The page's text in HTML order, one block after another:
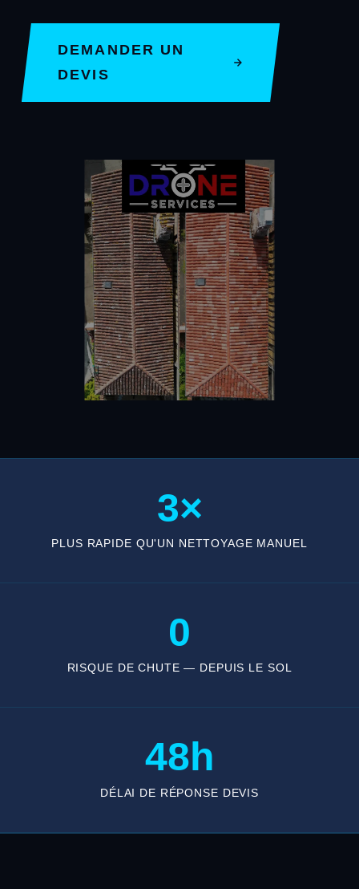
DEMANDER UN
DEVIS
3×
PLUS RAPIDE QU'UN NETTOYAGE MANUEL
0
RISQUE DE CHUTE — DEPUIS LE SOL
48h
DÉLAI DE RÉPONSE DEVIS